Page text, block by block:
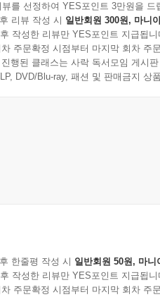
를 선정하여 YES포인트 3만원을 드
리뷰 작성 시 일반회원 300원, 마니
작성한 리뷰만 YES포인트 지급됩니
주문확정 시점부터 마지막 회차 주
행된 클래스는 사락 독서모임 게시
DVD/Blu-ray, 패션 및 판매금지 상
한줄평 작성 시 일반회원 50원, 마니
작성한 리뷰만 YES포인트 지급됩니
주문확정 시점부터 마지막 회차 주